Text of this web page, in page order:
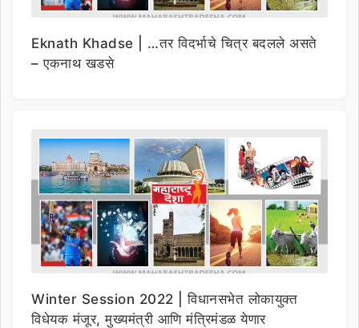
Eknath Khadse | …तर विदर्भाचे चित्र बदलले असते
– एकनाथ खडसे
Winter Session 2022 | विधानसभेत लोकायुक्त
विधेयक मंजूर, मुख्यमंत्री आणि मंत्रिमंडळ येणार